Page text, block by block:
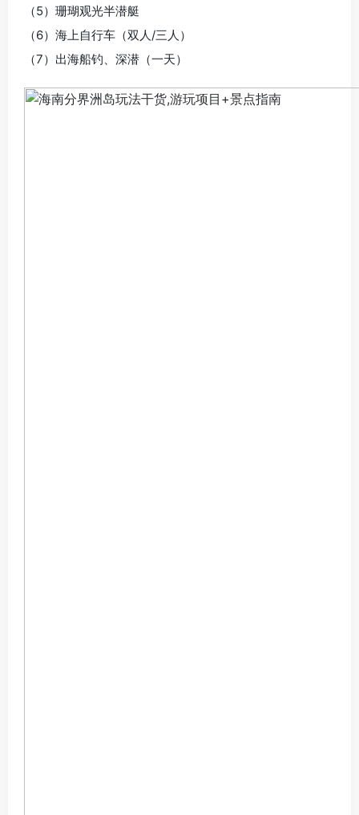
（5）珊瑚观光半潜艇
（6）海上自行车（双人/三人）
（7）出海船钓、深潜（一天）